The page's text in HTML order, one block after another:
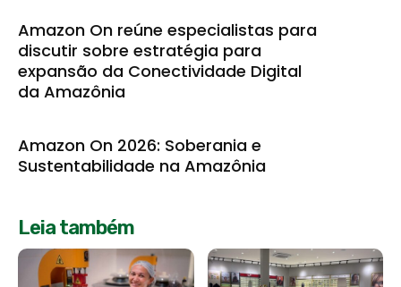
Amazon On reúne especialistas para
discutir sobre estratégia para
expansão da Conectividade Digital
da Amazônia
Amazon On 2026: Soberania e
Sustentabilidade na Amazônia
Leia também